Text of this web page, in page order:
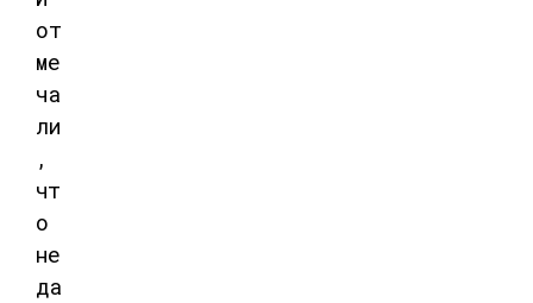
от
ме
ча
ли
,
чт
о
не
да